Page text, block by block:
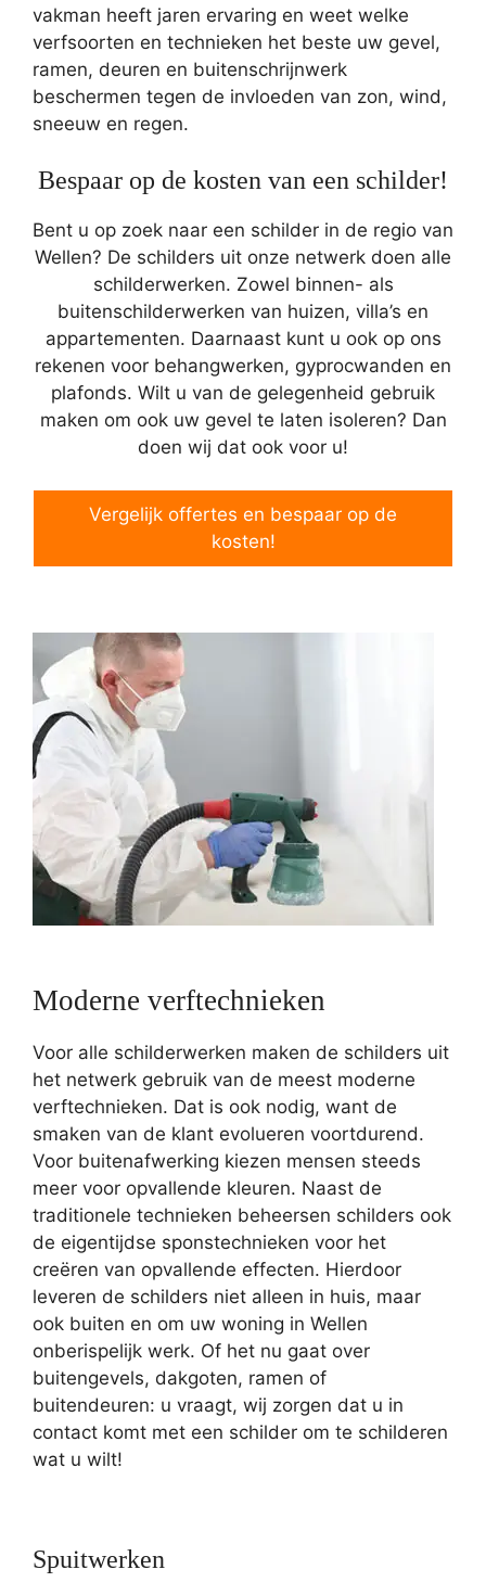
vakman heeft jaren ervaring en weet welke
verfsoorten en technieken het beste uw gevel,
ramen, deuren en buitenschrijnwerk
beschermen tegen de invloeden van zon, wind,
sneeuw en regen.
Bespaar op de kosten van een schilder!
Bent u op zoek naar een schilder in de regio van
Wellen? De schilders uit onze netwerk doen alle
schilderwerken. Zowel binnen- als
buitenschilderwerken van huizen, villa’s en
appartementen. Daarnaast kunt u ook op ons
rekenen voor behangwerken, gyprocwanden en
plafonds. Wilt u van de gelegenheid gebruik
maken om ook uw gevel te laten isoleren? Dan
doen wij dat ook voor u!
Vergelijk offertes en bespaar op de
kosten!
Moderne verftechnieken
Voor alle schilderwerken maken de schilders uit
het netwerk gebruik van de meest moderne
verftechnieken. Dat is ook nodig, want de
smaken van de klant evolueren voortdurend.
Voor buitenafwerking kiezen mensen steeds
meer voor opvallende kleuren. Naast de
traditionele technieken beheersen schilders ook
de eigentijdse sponstechnieken voor het
creëren van opvallende effecten. Hierdoor
leveren de schilders niet alleen in huis, maar
ook buiten en om uw woning in Wellen
onberispelijk werk. Of het nu gaat over
buitengevels, dakgoten, ramen of
buitendeuren: u vraagt, wij zorgen dat u in
contact komt met een schilder om te schilderen
wat u wilt!
Spuitwerken